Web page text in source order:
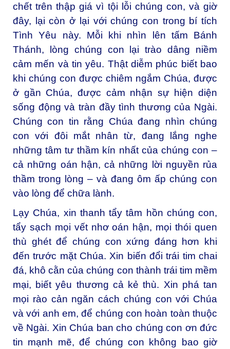
chết trên thập giá vì tội lỗi chúng con, và giờ
đây, lại còn ở lại với chúng con trong bí tích
Tình Yêu này. Mỗi khi nhìn lên tấm Bánh
Thánh, lòng chúng con lại trào dâng niềm
cảm mến và tin yêu. Thật diễm phúc biết bao
khi chúng con được chiêm ngắm Chúa, được
ở gần Chúa, được cảm nhận sự hiện diện
sống động và tràn đầy tình thương của Ngài.
Chúng con tin rằng Chúa đang nhìn chúng
con với đôi mắt nhân từ, đang lắng nghe
những tâm tư thầm kín nhất của chúng con –
cả những oán hận, cả những lời nguyền rủa
thầm trong lòng – và đang ôm ấp chúng con
vào lòng để chữa lành.
Lạy Chúa, xin thanh tẩy tâm hồn chúng con,
tẩy sạch mọi vết nhơ oán hận, mọi thói quen
thù ghét để chúng con xứng đáng hơn khi
đến trước mặt Chúa. Xin biến đổi trái tim chai
đá, khô cằn của chúng con thành trái tim mềm
mại, biết yêu thương cả kẻ thù. Xin phá tan
mọi rào cản ngăn cách chúng con với Chúa
và với anh em, để chúng con hoàn toàn thuộc
về Ngài. Xin Chúa ban cho chúng con ơn đức
tin mạnh mẽ, để chúng con không bao giờ